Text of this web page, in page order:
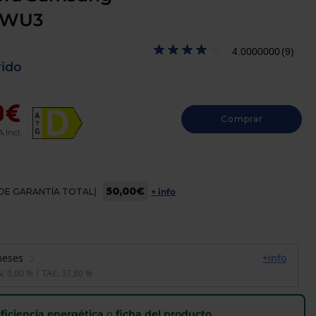
4.0000000 (9)
Incl.
Comprar
GARANTÍA TOTAL) 50,00€ + info